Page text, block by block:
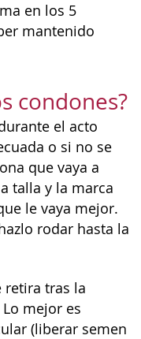
en los 5
mantenido
condones?
el acto
o si no se
que vaya a
talla y la marca
le vaya mejor.
rodar hasta la
retira tras la
mejor es
(liberar semen